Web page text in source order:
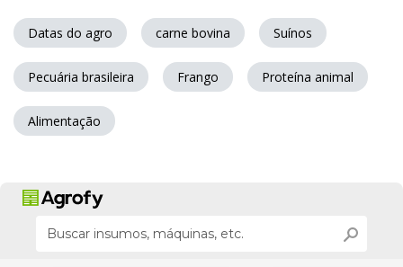
Datas do agro carne bovina Suínos
Pecuária brasileira Frango Proteína animal
Alimentação